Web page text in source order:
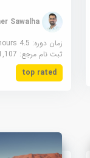
Amer Sawalha
زمان دوره: 4.5 hours
ثبت نام مرجع:
top rated